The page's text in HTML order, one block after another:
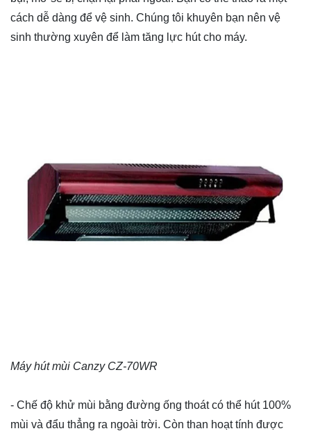
cách dễ dàng để vệ sinh. Chúng tôi khuyên bạn nên vệ
sinh thường xuyên để làm tăng lực hút cho máy.
Máy hút mùi Canzy CZ-70WR
- Chế độ khử mùi bằng đường ống thoát có thể hút 100%
mùi và đẩu thẳng ra ngoài trời. Còn than hoạt tính được